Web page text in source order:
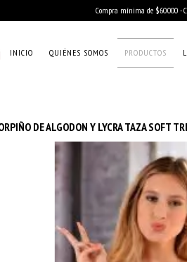
Compra mínima de $60.000 -
INICIO QUIÉNES SOMOS PRODUCTOS
DE ALGODON Y LYCRA TAZA SOFT